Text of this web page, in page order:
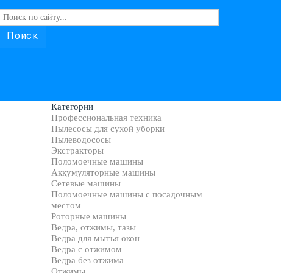
Поиск
Категории
Профессиональная техника
Пылесосы для сухой уборки
Пылеводососы
Экстракторы
Поломоечные машины
Аккумуляторные машины
Сетевые машины
Поломоечные машины с посадочным
местом
Роторные машины
Ведра, отжимы, тазы
Ведра для мытья окон
Ведра с отжимом
Ведра без отжима